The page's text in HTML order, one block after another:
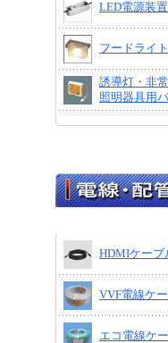
LED電源装置
フードライト
誘導灯・非
照明器具用
HDMIケーブ
VVF電線ケ
エコ電線ケ